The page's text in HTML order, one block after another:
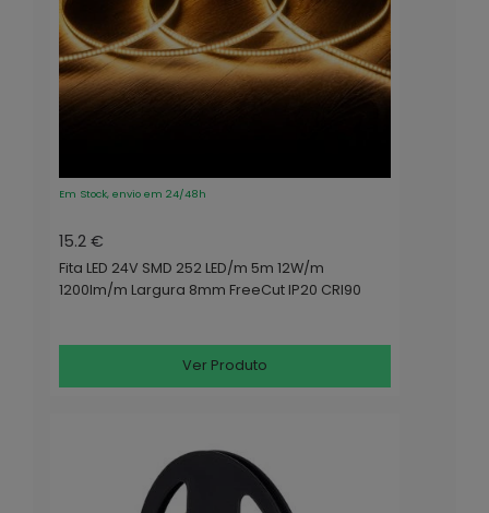
Em Stock, envio em 24/48h
15.2 €
Fita LED 24V SMD 252 LED/m 5m 12W/m
1200lm/m Largura 8mm FreeCut IP20 CRI90
Ver Produto